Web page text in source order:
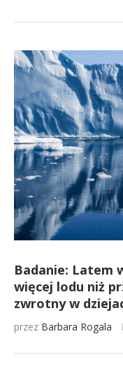
Badanie: Latem
więcej lodu niż
zwrotny w
przez Barbara Rogala